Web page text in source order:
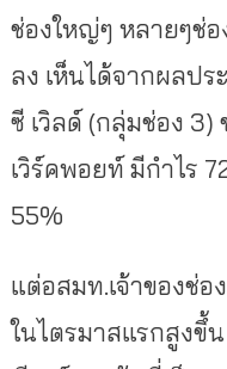
ช่องใหญ่ๆ หลายๆช่
ลง เห็นได้จากผลป
ซี เวิลด์ (กลุ่มช่อง
เวิร์คพอยท์ มีกำไร
55%
แต่อสมท.เจ้าของช่
ในไตรมาสแรกสูงขึ้